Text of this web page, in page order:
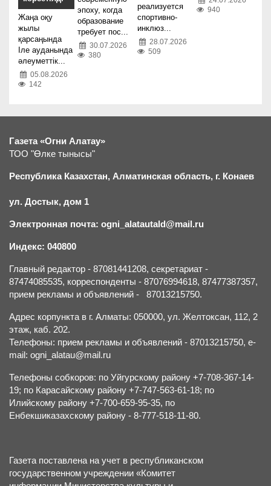
Жаңа оқу
жылы
қарсаңында
Іле ауданында
әлеуметтік...
05.08.2026
142
эпоху, когда
образование
требует пос...
30.07.2026
380
реализуется
спортивно-
инклюз...
28.07.2026
509
940
Газета «Огни Алатау»
ТОО "Өлке тынысы"
Республика Казахстан, Алматинская область, г. Конаев
ул. Достык, дом 1
Электронная почта: ogni_alatautald@mail.ru
Индекс: 040800
Главный редактор - 87081441208, секретариат -
87474085535, корреспонденты - 87076994618, 87477387357,
прием рекламы и объявлений - 87013215750.
Адрес корпункта в г. Алматы: 050000, ул. Желтоксан, 112, 2
этаж, каб. 202.
Телефоны: прием рекламы и объявлений - 87013215750, e-
mail: ogni_alatau@mail.ru
Телефоны собкоров: по Уйгурскому району +7-708-367-14-
19; по Карасайскому району +7-747-563-61-18; по
Илийскому району +7-700-659-95-35, по
Енбекшиказахскому району - 8-777-518-11-80.
Газета поставлена на учет в республиканском
государственном учреждении «Комитет